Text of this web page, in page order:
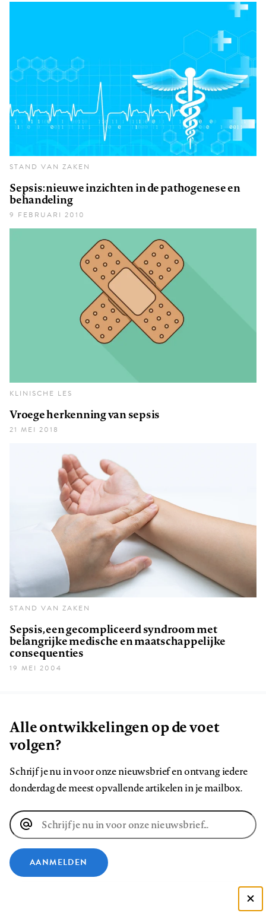
STAND VAN ZAKEN
Sepsis: nieuwe inzichten in de pathogenese en
behandeling
9 FEBRUARI 2010
KLINISCHE LES
Vroege herkenning van sepsis
21 MEI 2018
STAND VAN ZAKEN
Sepsis, een gecompliceerd syndroom met
belangrijke medische en maatschappelijke
consequenties
19 MEI 2004
Alle ontwikkelingen op de voet
volgen?
Schrijf je nu in voor onze nieuwsbrief en ontvang iedere
donderdag de meest opvallende artikelen in je mailbox.
E-
mailadres
AANMELDEN